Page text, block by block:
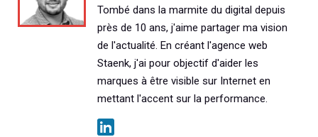
Tombé dans la marmite du digital depuis
près de 10 ans, j'aime partager ma vision
de l'actualité. En créant l'agence web
Staenk, j'ai pour objectif d'aider les
marques à être visible sur Internet en
mettant l'accent sur la performance.